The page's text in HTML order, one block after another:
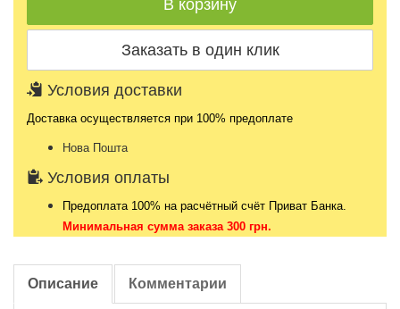
Условия доставки
Доставка осуществляется при 100% предоплате
Нова Пошта
Условия оплаты
Предоплата 100% на расчётный счёт Приват Банка.
Минимальная сумма заказа 300 грн.
Описание Комментарии